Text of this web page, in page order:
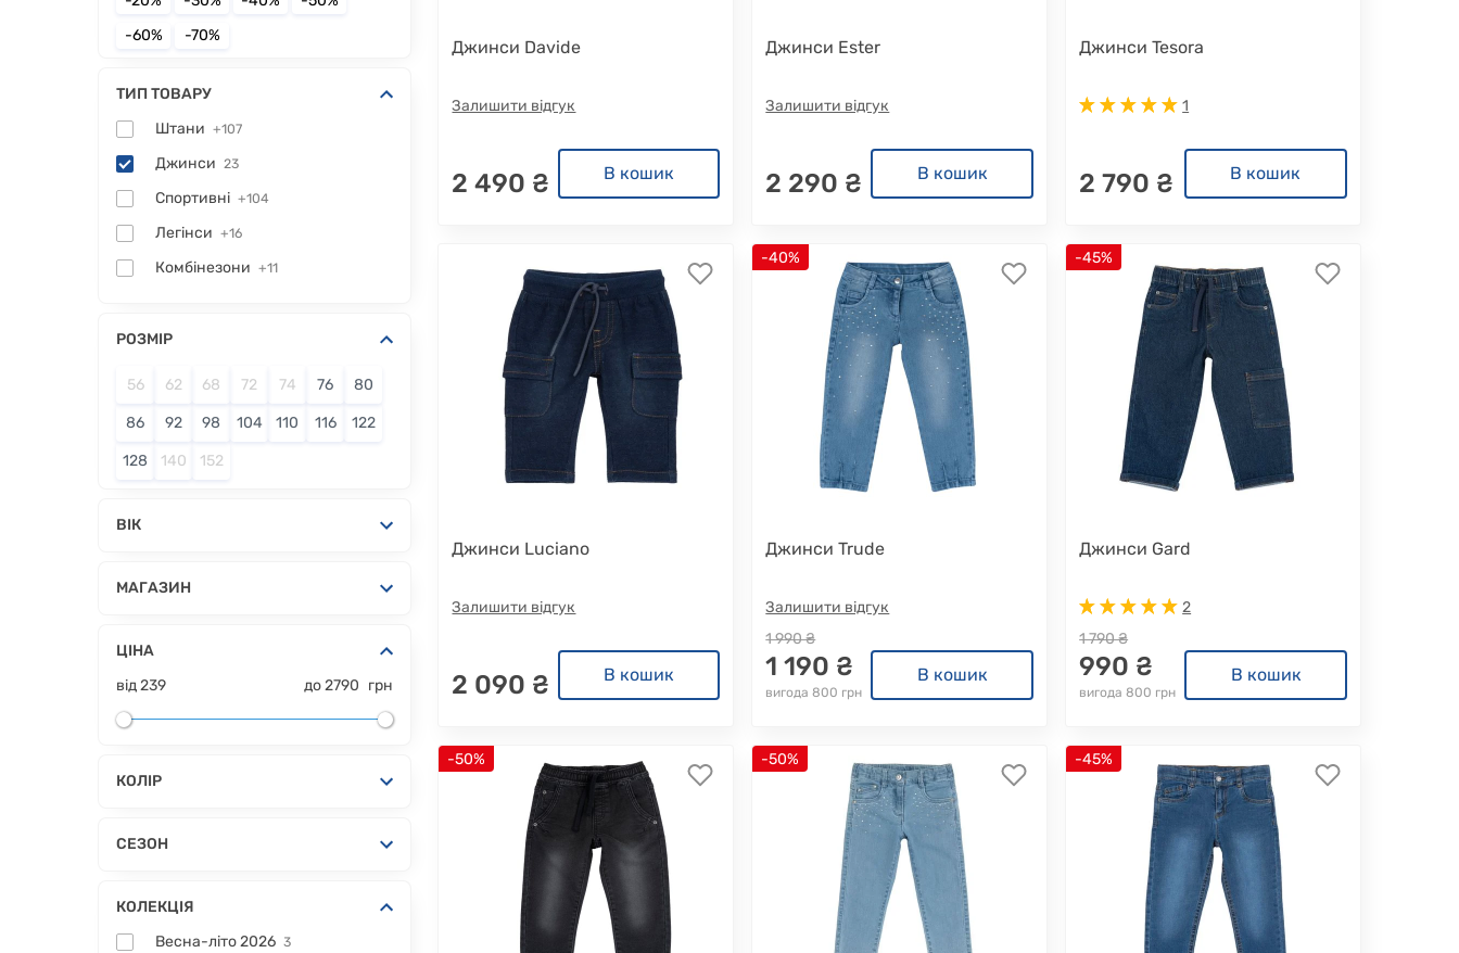
-60%
-70%
ТИП ТОВАРУ
Штани +107
Джинси 23
Спортивні +104
Легінси +16
Комбінезони +11
РОЗМІР
56 62 68 72 74 76 80
86 92 98 104 110 116 122
128 140 152
ВІК
МАГАЗИН
ЦІНА
від239 до 2790 грн
КОЛІР
СЕЗОН
КОЛЕКЦІЯ
Весна-літо 2026 3
Джинси Davide
Залишити відгук
2 490 ₴ В кошик
Джинси Ester
Залишити відгук
2 290 ₴ В кошик
Джинси Tesora
1
2 790 ₴ В кошик
Джинси Luciano
Залишити відгук
2 090 ₴ В кошик
-40%
Джинси Trude
Залишити відгук
1 990 ₴
1 190 ₴
вигода 800 грн
В кошик
-45%
Джинси Gard
2
1 790 ₴
990 ₴
вигода 800 грн
В кошик
-50% -50% -45%